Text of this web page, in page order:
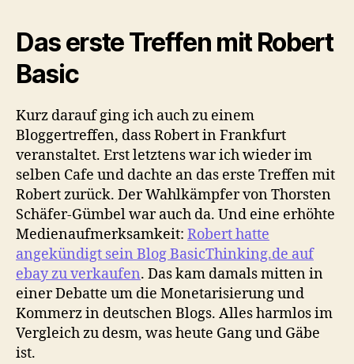
Das erste Treffen mit Robert
Basic
Kurz darauf ging ich auch zu einem
Bloggertreffen, dass Robert in Frankfurt
veranstaltet. Erst letztens war ich wieder im
selben Cafe und dachte an das erste Treffen mit
Robert zurück. Der Wahlkämpfer von Thorsten
Schäfer-Gümbel war auch da. Und eine erhöhte
Medienaufmerksamkeit: Robert hatte
angekündigt sein Blog BasicThinking.de auf
ebay zu verkaufen. Das kam damals mitten in
einer Debatte um die Monetarisierung und
Kommerz in deutschen Blogs. Alles harmlos im
Vergleich zu desm, was heute Gang und Gäbe
ist.